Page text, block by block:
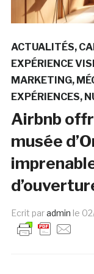
ACTUALITÉS
EXPÉRIENCE
MARKETING
EXPÉRIENCES
Airbnb
musée
Ecrit paradmin le